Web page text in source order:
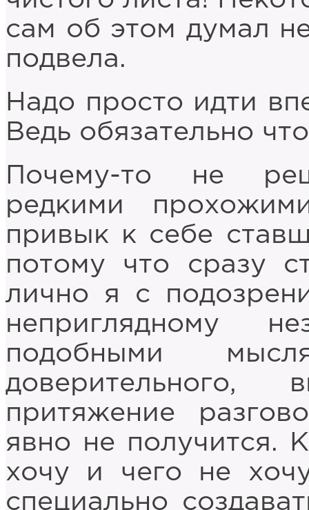
сам об этом думал
подвела.
Надо просто идти
Ведь обязательно
Почему-то не
редкими
привык к себе
потому что сразу
лично я с
неприглядному
подобными
доверительного,
притяжение
явно не получится.
хочу и чего не
специально